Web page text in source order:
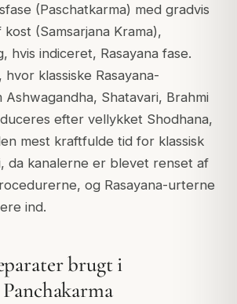
(Paschatkarma) med gradvis
(Samsarjana Krama),
hvis indiceret, Rasayana fase.
hvor klassiske Rasayana-
Shatavari, Brahmi
efter vellykket Shodhana,
mest kraftfulde tid for klassisk
da kanalerne er blevet renset af
og Rasayana-urterne
ind.
brugt i